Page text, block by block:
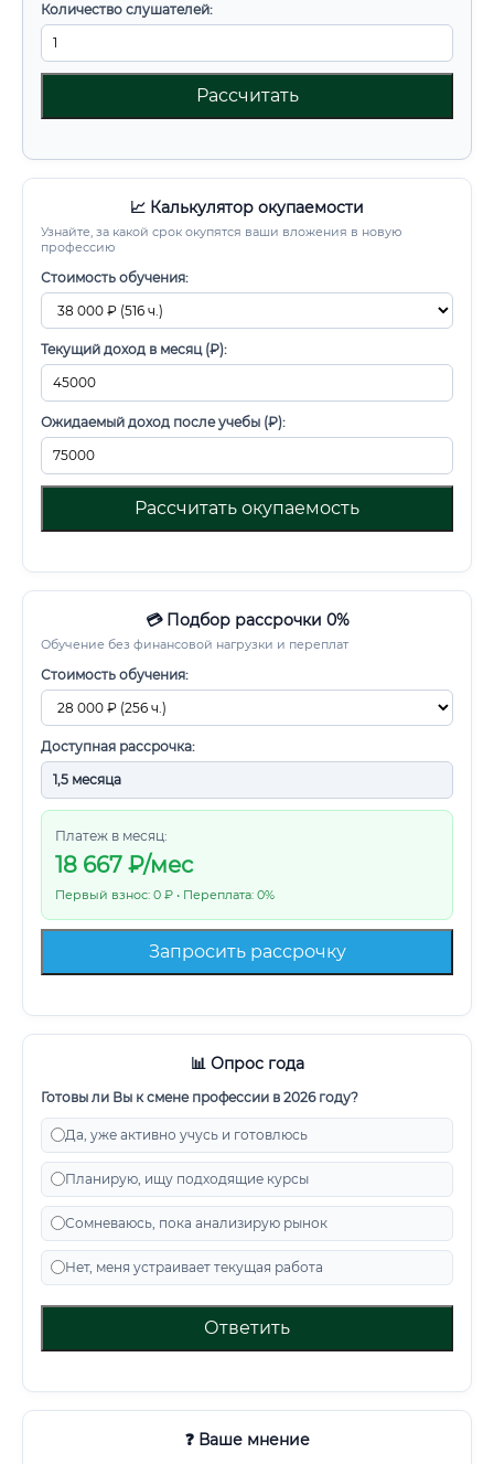
Количество слушателей:
Рассчитать
📈 Калькулятор окупаемости
Узнайте, за какой срок окупятся ваши вложения в новую
профессию
Стоимость обучения:
Текущий доход в месяц (₽):
Ожидаемый доход после учебы (₽):
Рассчитать окупаемость
💳 Подбор рассрочки 0%
Обучение без финансовой нагрузки и переплат
Стоимость обучения:
Доступная рассрочка:
Платеж в месяц:
18 667 ₽/мес
Первый взнос: 0 ₽ • Переплата: 0%
Запросить рассрочку
📊 Опрос года
Готовы ли Вы к смене профессии в 2026 году?
Да, уже активно учусь и готовлюсь
Планирую, ищу подходящие курсы
Сомневаюсь, пока анализирую рынок
Нет, меня устраивает текущая работа
Ответить
❓ Ваше мнение